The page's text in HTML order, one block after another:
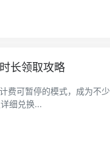
长领取攻略
可暂停的模式，成为不
细兑换...